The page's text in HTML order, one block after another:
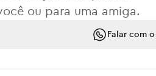
ou para uma amiga.
Falar com